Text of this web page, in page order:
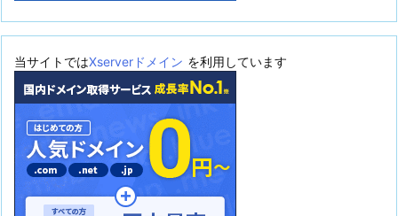
当サイトではXserverドメイン を利用しています